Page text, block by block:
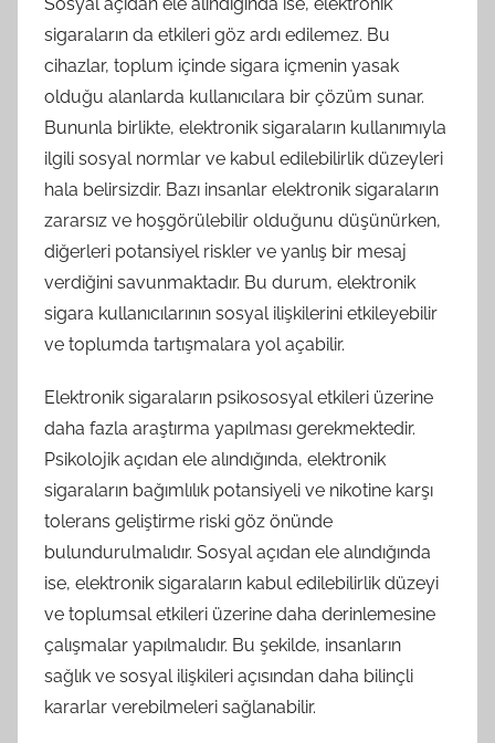
sigaraların da etkileri göz ardı edilemez. Bu
cihazlar, toplum içinde sigara içmenin yasak
olduğu alanlarda kullanıcılara bir çözüm sunar.
Bununla birlikte, elektronik sigaraların kullanımıyla
ilgili sosyal normlar ve kabul edilebilirlik düzeyleri
hala belirsizdir. Bazı insanlar elektronik sigaraların
zararsız ve hoşgörülebilir olduğunu düşünürken,
diğerleri potansiyel riskler ve yanlış bir mesaj
verdiğini savunmaktadır. Bu durum, elektronik
sigara kullanıcılarının sosyal ilişkilerini etkileyebilir
ve toplumda tartışmalara yol açabilir.
Elektronik sigaraların psikososyal etkileri üzerine
daha fazla araştırma yapılması gerekmektedir.
Psikolojik açıdan ele alındığında, elektronik
sigaraların bağımlılık potansiyeli ve nikotine karşı
tolerans geliştirme riski göz önünde
bulundurulmalıdır. Sosyal açıdan ele alındığında
ise, elektronik sigaraların kabul edilebilirlik düzeyi
ve toplumsal etkileri üzerine daha derinlemesine
çalışmalar yapılmalıdır. Bu şekilde, insanların
sağlık ve sosyal ilişkileri açısından daha bilinçli
kararlar verebilmeleri sağlanabilir.